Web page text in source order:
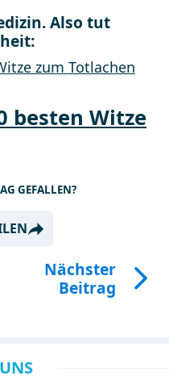
Also tut
besten Witze
GEFALLEN?
Nächster
Beitrag